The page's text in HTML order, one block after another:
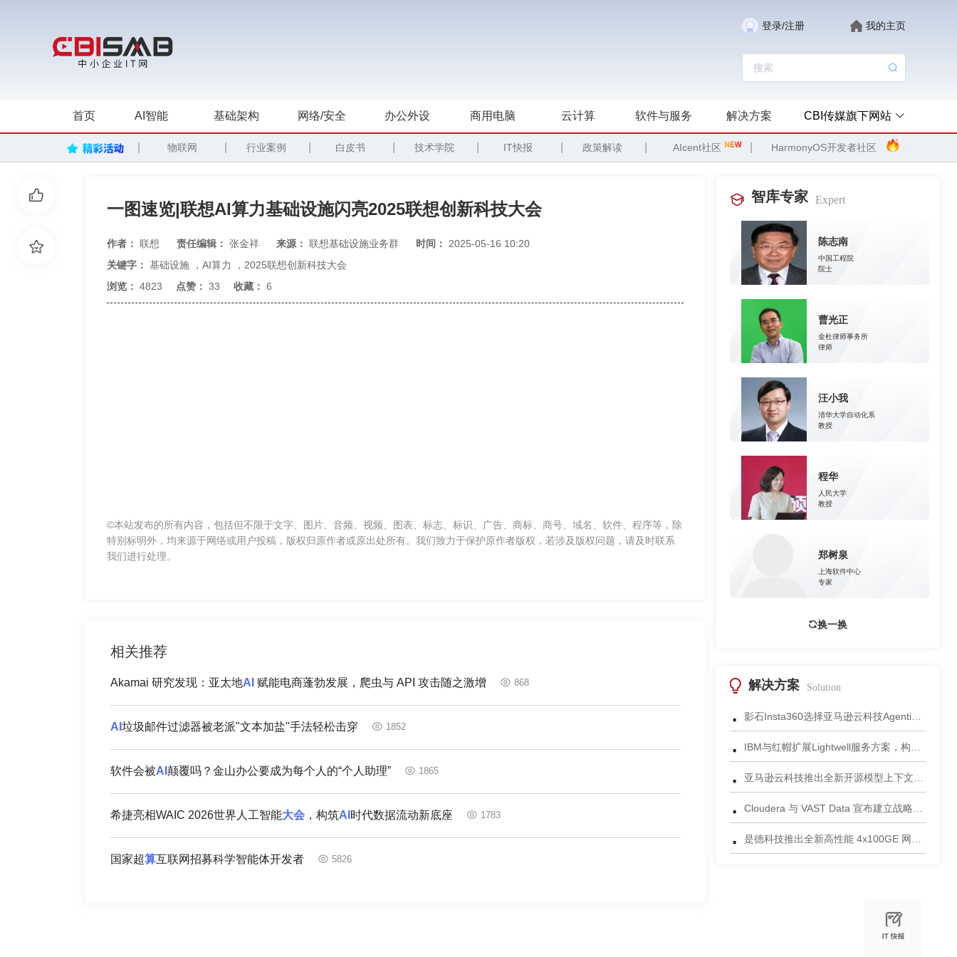
登录/注册 我的主页
首页 AI智能 基础架构 网络/安全 办公外设 商用电脑 云计算 软件与服务 解决方案 CBI传媒旗下网站
物联网 行业案例 白皮书 技术学院 IT快报 政策解读 AIcent社区 HarmonyOS开发者社区
一图速览|联想AI算力基础设施闪亮2025联想创新科技大会
作者： 联想 责任编辑： 张金祥 来源： 联想基础设施业务群 时间： 2025-05-16 10:20
关键字： 基础设施 ， AI算力 ， 2025联想创新科技大会
浏览： 4823 点赞： 33 收藏： 6
©本站发布的所有内容，包括但不限于文字、图片、音频、视频、图表、标志、标识、广告、商标、商号、域名、软件、程序等，除
特别标明外，均来源于网络或用户投稿，版权归原作者或原出处所有。我们致力于保护原作者版权，若涉及版权问题，请及时联系
我们进行处理。
相关推荐
Akamai 研究发现：亚太地AI 赋能电商蓬勃发展，爬虫与 API 攻击随之激增 868
AI 垃圾邮件过滤器被老派"文本加盐"手法轻松击穿 1852
软件会被AI 颠覆吗？金山办公要成为每个人的“个人助理” 1865
希捷亮相WAIC 2026世界人工智能大会，构筑AI 时代数据流动新底座 1783
国家超算互联网招募科学智能体开发者 5826
智库专家 Expert
陈志南
中国工程院
院士
曹光正
金杜律师事务所
律师
汪小我
清华大学自动化系
教授
程华
人民大学
教授
郑树泉
上海软件中心
专家
换一换
解决方案 Solution
· 影石Insta360选择亚马逊云科技Agentic AI 正式发布一站式智能成片应用
·
·
·
·